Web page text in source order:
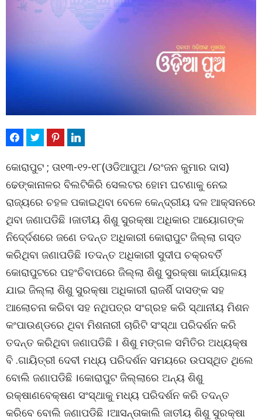
କୋରାପୁଟ ; ତା୧୩-୧୨-୧୮(ଓଡିଆପୁଅ /ରଂଜନ କୁମାର ଦାସ)
ଢେଙ୍କାନାଳର ବିଲଟିକିରି ସେଲଟର ହୋମ ଘଟଣାକୁ ନେଇ
ରାଜ୍ୟରେ ଚହଳ ପକାଇଥିବା ବେଳେ କେନ୍ଦ୍ରୀୟ ଦଳ ଆକ୍ସନରେ
ଥିବା ଜଣାପଡିଛି ।ଜାତୀୟ ଶିଶୁ ସୁରକ୍ଷା ଅଧିକାର ଆୟୋଗଙ୍କ
ନିଦେ୍ର୍ଦଶରେ ଜଣେ ତଦନ୍ତ ଅଧିକାରୀ କୋରାପୁଟ ଜିଲ୍ଲା ଗସ୍ତ
କରିଥିବା ଜଣାପଡିଛି ।ତଦନ୍ତ ଅଧିକାରୀ ସୁଦୀପ ଚକ୍ରବର୍ତି
କୋରାପୁଟରେ ପହଂଚିବାପରେ ଜିଲ୍ଲା ଶିଶୁ ସୁରକ୍ଷା କାର୍ଯ୍ୟାଳୟ
ଯାଇ ଜିଲ୍ଲା ଶିଶୁ ସୁରକ୍ଷା ଅଧିକାରୀ ରାଜର୍ଶି ଦାସଙ୍କ ସହ
ଆଲୋଚନା କରିବା ସହ ନଥିପତ୍ର ସଂଗ୍ରହ କରି ସ୍ଥାନୀୟ ମିଶନ
କଂପାଉଣ୍ଡରେ ଥିବା ମିଶନାରୀ ଚାରିଟି ସଂସ୍ଥା ପରିଦର୍ଶନ କରି
ତଦନ୍ତ କରିଥିବା ଜଣାପଡିଛି । ଶିଶୁ ମଙ୍ଗଳ ସମିତିର ଅଧ୍ୟକ୍ଷ
ବି .ଗାୟିତ୍ରୀ ଦେବୀ ମଧ୍ୟ ପରିଦର୍ଶନ ସମୟରେ ଉପସ୍ଥିତ ଥିଲେ
ବୋଲି ଜଣାପଡିଛି ।କୋରାପୁଟ ଜିଲ୍ଲାରେ ଅନ୍ୟ ଶିଶୁ
ରକ୍ଷାଣବେକ୍ଷଣ ସଂସ୍ଥାକୁ ମଧ୍ୟ ପରିଦର୍ଶନ କରି ତଦନ୍ତ
କରିବେ ବୋଲି ଜଣାପଡିଛି ।ଆସନ୍ତାକାଲି ଜାତୀୟ ଶିଶୁ ସୁରକ୍ଷା